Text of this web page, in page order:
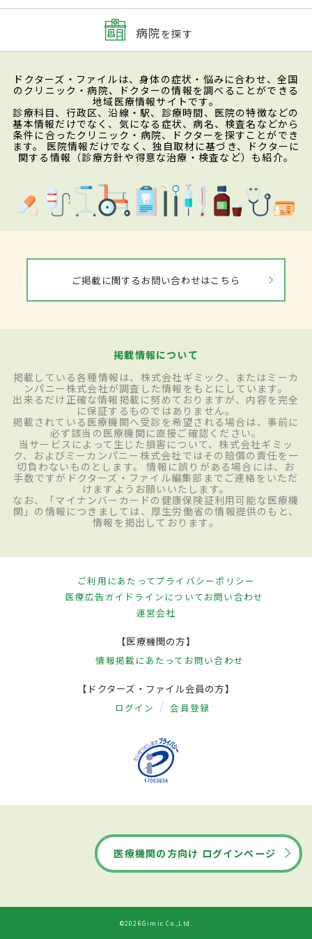
病院を探す
ドクターズ・ファイルは、身体の症状・悩みに合わせ、全国
のクリニック・病院、ドクターの情報を調べることができる
地域医療情報サイトです。
診療科目、行政区、沿線・駅、診療時間、医院の特徴などの
基本情報だけでなく、気になる症状、病名、検査名などから
条件に合ったクリニック・病院、ドクターを探すことができ
ます。 医院情報だけでなく、独自取材に基づき、ドクターに
関する情報（診療方針や得意な治療・検査など）も紹介。
ご掲載に関するお問い合わせはこちら
掲載情報について
掲載している各種情報は、株式会社ギミック、またはミーカ
ンパニー株式会社が調査した情報をもとにしています。
出来るだけ正確な情報掲載に努めておりますが、内容を完全
に保証するものではありません。
掲載されている医療機関へ受診を希望される場合は、事前に
必ず該当の医療機関に直接ご確認ください。
当サービスによって生じた損害について、株式会社ギミッ
ク、およびミーカンパニー株式会社ではその賠償の責任を一
切負わないものとします。 情報に誤りがある場合には、お
手数ですがドクターズ・ファイル編集部までご連絡をいただ
けますようお願いいたします。
なお、「マイナンバーカードの健康保険証利用可能な医療機
関」の情報につきましては、厚生労働省の情報提供のもと、
情報を掲出しております。
ご利用にあたってプライバシーポリシー
医療広告ガイドラインについてお問い合わせ
運営会社
【医療機関の方】
情報掲載にあたって お問い合わせ
【ドクターズ・ファイル会員の方】
ログイン 会員登録
医療機関の方向け ログインページ
©2026Gimic Co.,Ltd.